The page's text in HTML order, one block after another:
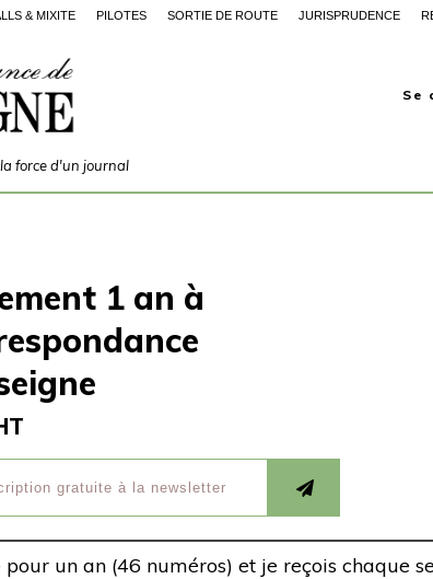
& MIXITÉ PILOTES SORTIE DE ROUTE JURISPRUDENCE
force d'un journal
Se
1 an à
pour un an (46 numéros) et je reçois chaque